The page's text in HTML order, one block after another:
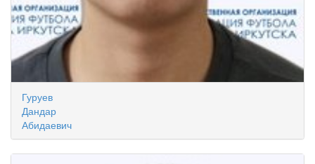
Гуруев
Дандар
Абидаевич